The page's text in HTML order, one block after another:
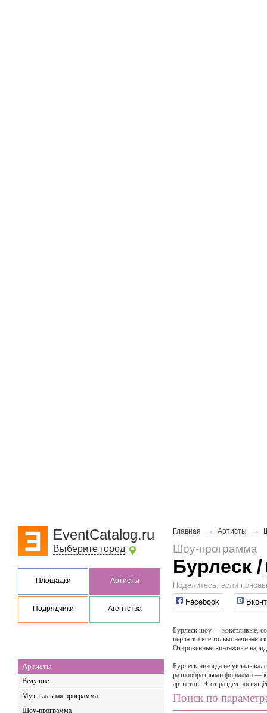
EventCatalog.ru
Выберите город
Площадки Артисты
Подрядчики Агентства
Артисты
Ведущие
Музыкальная программа
Шоу-программа
Главная → Артисты →
Шоу-программа
Бурлеск /
Поделитесь, если
Facebook
Бурлеск шоу — кокетливые,
перчатки всё только
Откровенные винтажные
Бурлеск никогда не
разнообразными формами —
артистов. Этот раздел
Поиск по